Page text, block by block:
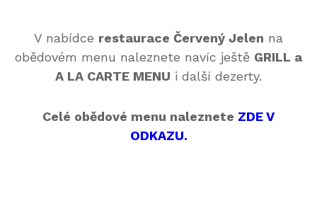
V nabídce restaurace Červený Jelen na
obědovém menu naleznete navíc ještě GRILL a
A LA CARTE MENU i další dezerty.
Celé obědové menu naleznete ZDE V
ODKAZU.